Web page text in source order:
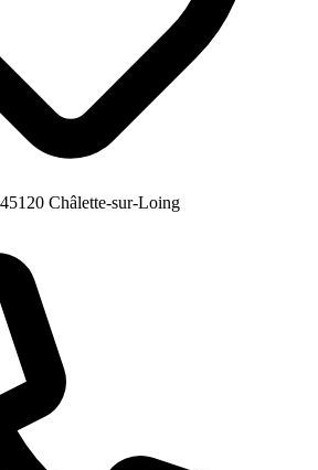
Châlette-sur-Loing